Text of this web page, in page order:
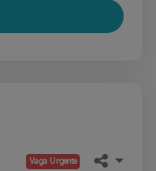
Vaga Urgente